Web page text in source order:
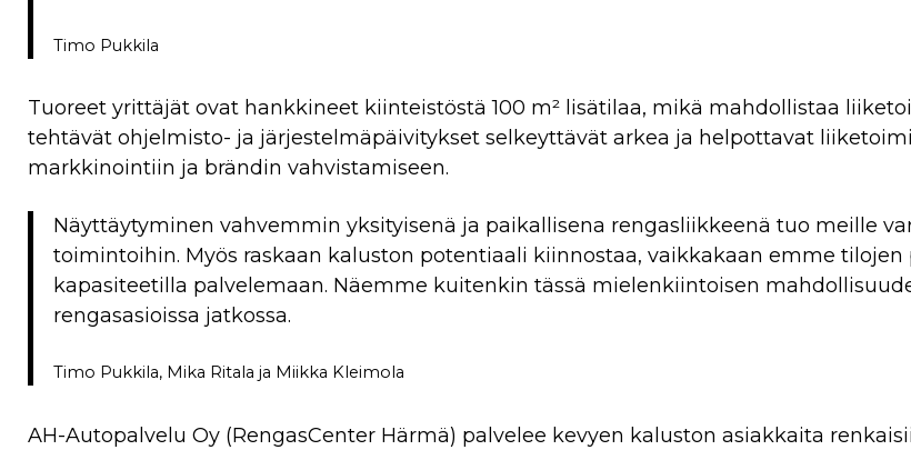
Timo Pukkila
Tuoreet yrittäjät ovat hankkineet kiinteistöstä 100 m² lisätilaa, mikä mahdollistaa
tehtävät ohjelmisto- ja järjestelmäpäivitykset selkeyttävät arkea ja helpottavat
markkinointiin ja brändin vahvistamiseen.
Näyttäytyminen vahvemmin yksityisenä ja paikallisena rengasliikkeenä tuo meille
toimintoihin. Myös raskaan kaluston potentiaali kiinnostaa, vaikkakaan emme
kapasiteetilla palvelemaan. Näemme kuitenkin tässä mielenkiintoisen
rengasasioissa jatkossa.
Timo Pukkila, Mika Ritala ja Miikka Kleimola
AH-Autopalvelu Oy (RengasCenter Härmä) palvelee kevyen kaluston asiakkaita